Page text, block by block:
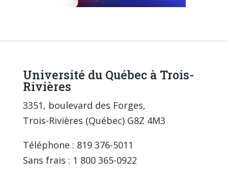
Université du Québec à Trois-
Rivières
3351, boulevard des Forges,
Trois-Rivières (Québec) G8Z 4M3
Téléphone : 819 376-5011
Sans frais : 1 800 365-0922